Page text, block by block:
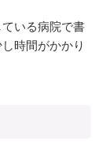
いる病院で書
時間がかかり